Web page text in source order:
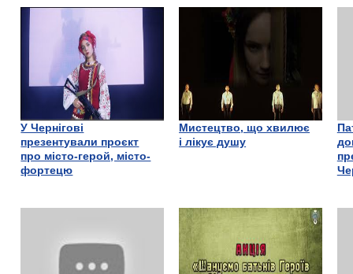
У Чернігові
презентували проєкт
про місто-герой, місто-
фортецю
Мистецтво, що хвилює
і лікує душу